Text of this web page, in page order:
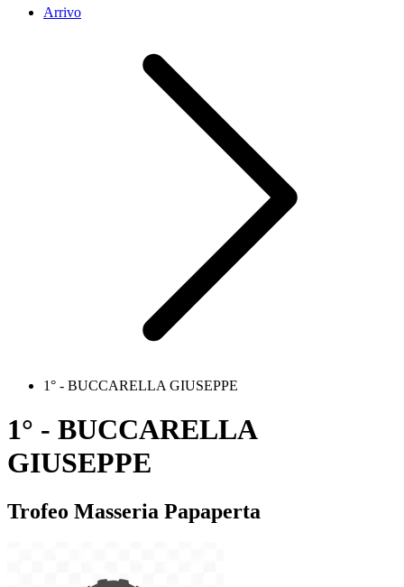
Arrivo
1° - BUCCARELLA GIUSEPPE
1° - BUCCARELLA
GIUSEPPE
Trofeo Masseria Papaperta